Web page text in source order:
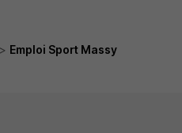
Emploi Sport Massy